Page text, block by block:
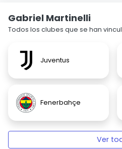
Gabriel Martinelli
Todos los clubes que se han
Juventus
Fenerbahçe
Ver